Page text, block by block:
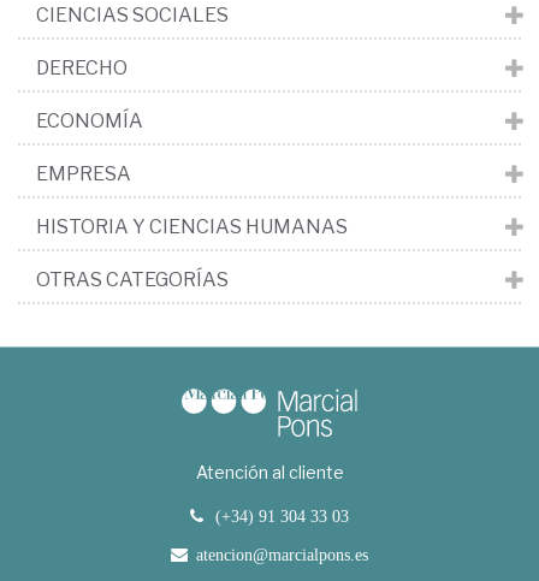
CIENCIAS SOCIALES
DERECHO
ECONOMÍA
EMPRESA
HISTORIA Y CIENCIAS HUMANAS
OTRAS CATEGORÍAS
Atención al cliente
(+34) 91 304 33 03
atencion@marcialpons.es